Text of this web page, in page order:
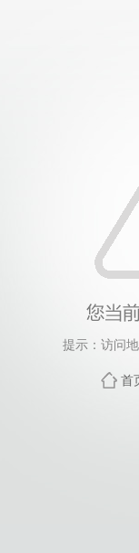
提示：访问
首